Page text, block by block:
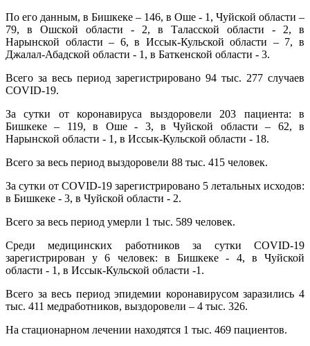
По его данным, в Бишкеке – 146, в Оше - 1, Чуйской области –
79, в Ошской области - 2, в Таласской области - 2, в
Нарынской области – 6, в Иссык-Кульской области – 7, в
Джалал-Абадской области - 1, в Баткенской области - 3.
Всего за весь период зарегистрировано 94 тыс. 277 случаев
COVID-19.
За сутки от коронавируса выздоровели 203 пациента: в
Бишкеке – 119, в Оше - 3, в Чуйской области – 62, в
Нарынской области - 1, в Иссык-Кульской области - 18.
Всего за весь период выздоровели 88 тыс. 415 человек.
За сутки от COVID-19 зарегистрировано 5 летальных исходов:
в Бишкеке - 3, в Чуйской области - 2.
Всего за весь период умерли 1 тыс. 589 человек.
Среди медицинских работников за сутки COVID-19
зарегистрирован у 6 человек: в Бишкеке - 4, в Чуйской
области - 1, в Иссык-Кульской области -1.
Всего за весь период эпидемии коронавирусом заразились 4
тыс. 411 медработников, выздоровели – 4 тыс. 326.
На стационарном лечении находятся 1 тыс. 469 пациентов.